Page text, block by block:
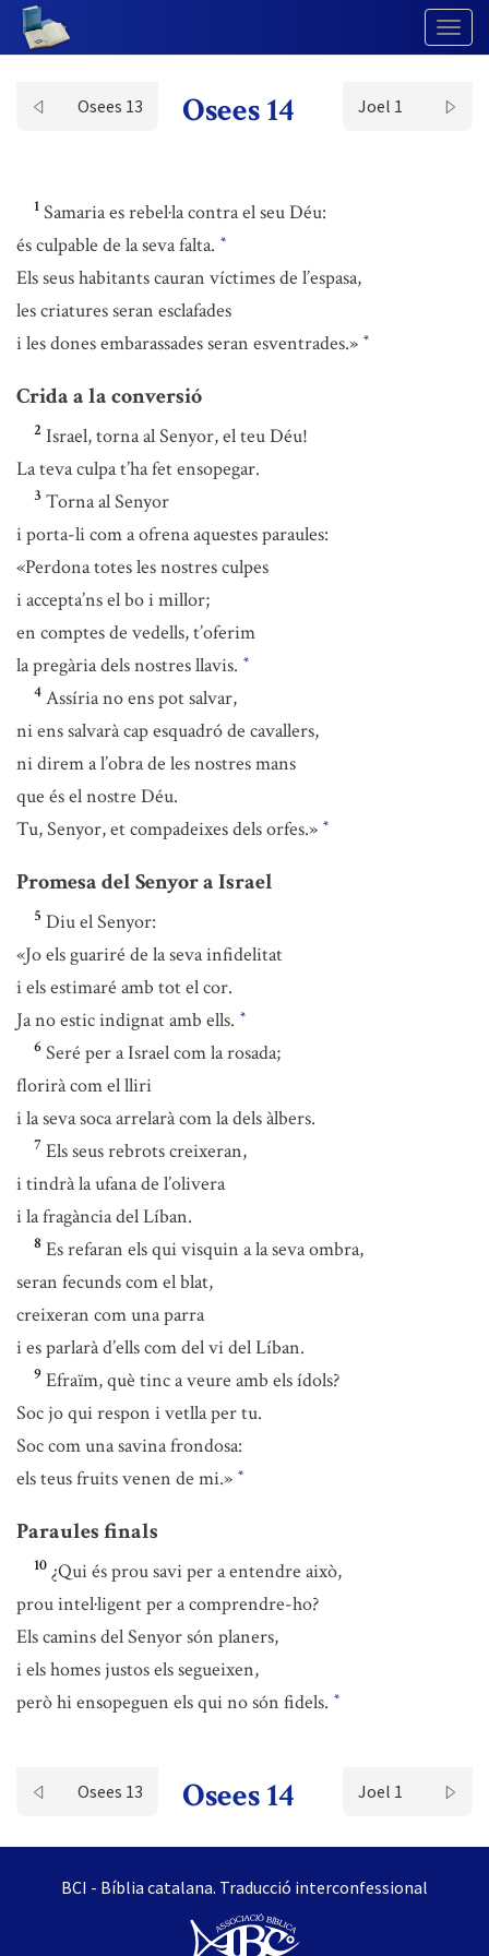
Osees 13 Osees 14 Joel 1
1 Samaria es rebel·la contra el seu Déu:
és culpable de la seva falta. *
Els seus habitants cauran víctimes de l’espasa,
les criatures seran esclafades
i les dones embarassades seran esventrades.» *
Crida a la conversió
2 Israel, torna al Senyor, el teu Déu!
La teva culpa t’ha fet ensopegar.
3 Torna al Senyor
i porta-li com a ofrena aquestes paraules:
«Perdona totes les nostres culpes
i accepta’ns el bo i millor;
en comptes de vedells, t’oferim
la pregària dels nostres llavis. *
4 Assíria no ens pot salvar,
ni ens salvarà cap esquadró de cavallers,
ni direm a l’obra de les nostres mans
que és el nostre Déu.
Tu, Senyor, et compadeixes dels orfes.» *
Promesa del Senyor a Israel
5 Diu el Senyor:
«Jo els guariré de la seva infidelitat
i els estimaré amb tot el cor.
Ja no estic indignat amb ells. *
6 Seré per a Israel com la rosada;
florirà com el lliri
i la seva soca arrelarà com la dels àlbers.
7 Els seus rebrots creixeran,
i tindrà la ufana de l’olivera
i la fragància del Líban.
8 Es refaran els qui visquin a la seva ombra,
seran fecunds com el blat,
creixeran com una parra
i es parlarà d’ells com del vi del Líban.
9 Efraïm, què tinc a veure amb els ídols?
Soc jo qui respon i vetlla per tu.
Soc com una savina frondosa:
els teus fruits venen de mi.» *
Paraules finals
10 ¿Qui és prou savi per a entendre això,
prou intel·ligent per a comprendre-ho?
Els camins del Senyor són planers,
i els homes justos els segueixen,
però hi ensopeguen els qui no són fidels. *
Osees 13 Osees 14 Joel 1
BCI - Bíblia catalana. Traducció interconfessional